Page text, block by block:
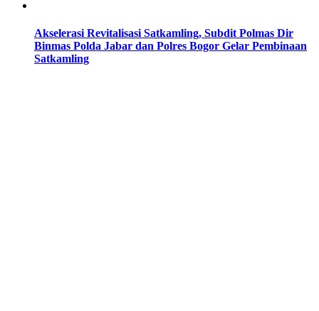
Akselerasi Revitalisasi Satkamling, Subdit Polmas Dir
Binmas Polda Jabar dan Polres Bogor Gelar Pembinaan
Satkamling